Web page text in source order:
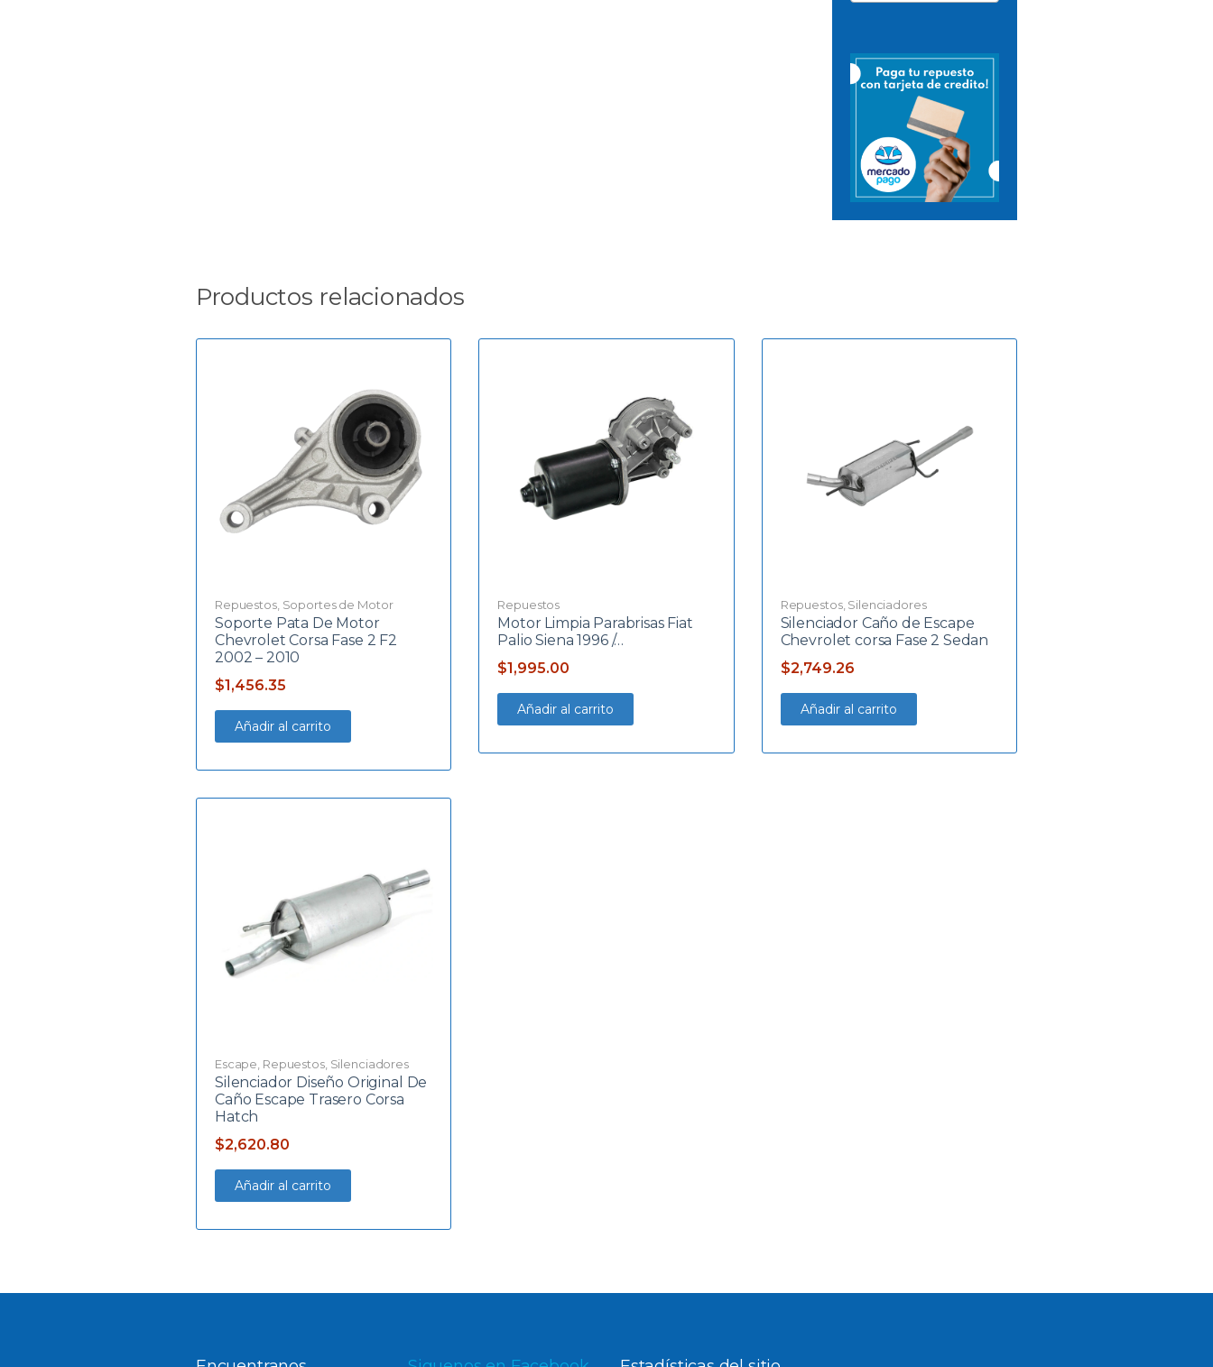
Productos relacionados
Repuestos, Soportes de Motor
Soporte Pata De Motor
Chevrolet Corsa Fase 2 F2
2002 – 2010
$1,456.35
Añadir al carrito
Repuestos
Motor Limpia Parabrisas Fiat
Palio Siena 1996 /…
$1,995.00
Añadir al carrito
Repuestos, Silenciadores
Silenciador Caño de Escape
Chevrolet corsa Fase 2 Sedan
$2,749.26
Añadir al carrito
Escape, Repuestos, Silenciadores
Silenciador Diseño Original De
Caño Escape Trasero Corsa
Hatch
$2,620.80
Añadir al carrito